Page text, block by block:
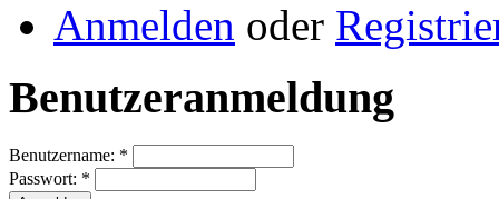
Anmelden oder
Benutzeranmeldung
Benutzername: *
Passwort: *